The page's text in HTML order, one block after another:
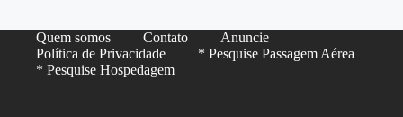
Quem somos Contato
Anuncie
Política de Privacidade
* Pesquise Passagem Aérea
* Pesquise Hospedagem